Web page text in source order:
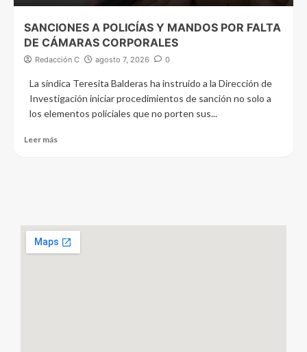
SANCIONES A POLICÍAS Y MANDOS POR FALTA
DE CÁMARAS CORPORALES
Redacción C agosto 7, 2026 0
La síndica Teresita Balderas ha instruido a la Dirección de
Investigación iniciar procedimientos de sanción no solo a
los elementos policiales que no porten sus...
Leer más